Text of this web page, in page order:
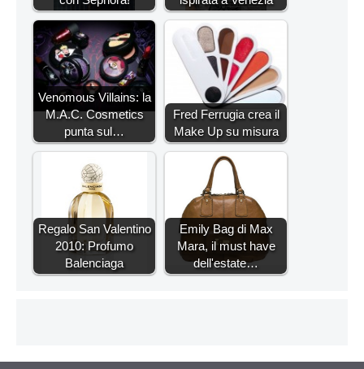
Venomous Villains: la
M.A.C. Cosmetics
punta sul…
Fred Ferrugia crea il
Make Up su misura
Regalo San Valentino
2010: Profumo
Balenciaga
Emily Bag di Max
Mara, il must have
dell'estate…